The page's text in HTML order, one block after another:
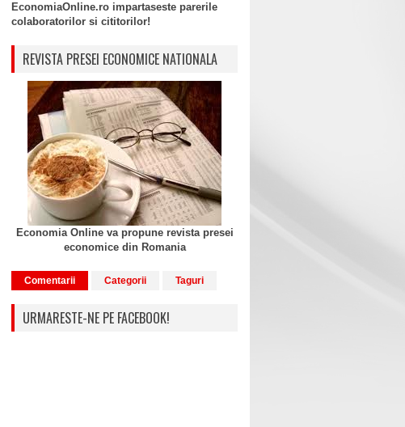
EconomiaOnline.ro impartaseste parerile
colaboratorilor si cititorilor!
REVISTA PRESEI ECONOMICE NATIONALA
Economia Online va propune revista presei
economice din Romania
Comentarii Categorii Taguri
URMARESTE-NE PE FACEBOOK!